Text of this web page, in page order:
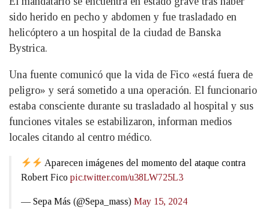
sido herido en pecho y abdomen y fue trasladado en
helicóptero a un hospital de la ciudad de Banska
Bystrica.
Una fuente comunicó que la vida de Fico «está fuera de
peligro» y será sometido a una operación. El funcionario
estaba consciente durante su trasladado al hospital y sus
funciones vitales se estabilizaron, informan medios
locales citando al centro médico.
Aparecen imágenes del momento del ataque contra
Robert Fico pic.twitter.com/u38LW725L3
— Sepa Más (@Sepa_mass) May 15, 2024